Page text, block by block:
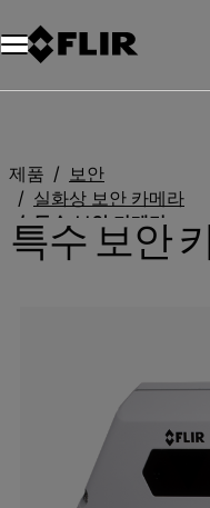
제품
보안
실화상 보안 카메라
특수 보안 카메라
특수 보안